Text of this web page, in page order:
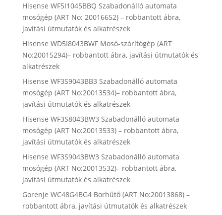
Hisense WF5I1045BBQ Szabadonálló automata
mosógép (ART No: 20016652) – robbantott ábra,
javítási útmutatók és alkatrészek
Hisense WD5I8043BWF Mosó-szárítógép (ART
No:20015294)– robbantott ábra, javítási útmutatók és
alkatrészek
Hisense WF3S9043BB3 Szabadonálló automata
mosógép (ART No:20013534)– robbantott ábra,
javítási útmutatók és alkatrészek
Hisense WF3S8043BW3 Szabadonálló automata
mosógép (ART No:20013533) – robbantott ábra,
javítási útmutatók és alkatrészek
Hisense WF3S9043BW3 Szabadonálló automata
mosógép (ART No:20013532)– robbantott ábra,
javítási útmutatók és alkatrészek
Gorenje WC48G4BG4 Borhűtő (ART No:20013868) –
robbantott ábra, javítási útmutatók és alkatrészek